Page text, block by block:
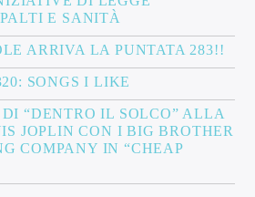
E SANITÀ
ARRIVA LA PUNTATA 283!!
SONGS I LIKE
“DENTRO IL SOLCO” ALLA
JOPLIN CON I BIG BROTHER
COMPANY IN “CHEAP